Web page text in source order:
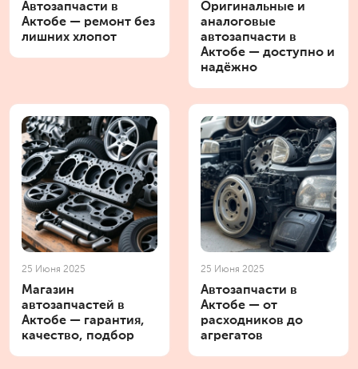
Автозапчасти в
Актобе — ремонт без
лишних хлопот
Оригинальные и
аналоговые
автозапчасти в
Актобе — доступно и
надёжно
25 Июня 2025
Магазин
автозапчастей в
Актобе — гарантия,
качество, подбор
25 Июня 2025
Автозапчасти в
Актобе — от
расходников до
агрегатов